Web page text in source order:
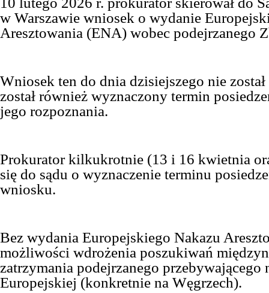
w Warszawie wniosek o wydanie
Aresztowania (ENA) wobec podejrzanego
Wniosek ten do dnia dzisiejszego nie
został również wyznaczony termin
jego rozpoznania.
Prokurator kilkukrotnie (13 i 16 kwietnia
się do sądu o wyznaczenie terminu
wniosku.
Bez wydania Europejskiego Nakazu
możliwości wdrożenia poszukiwań
zatrzymania podejrzanego przebywającego
Europejskiej (konkretnie na Węgrzech).